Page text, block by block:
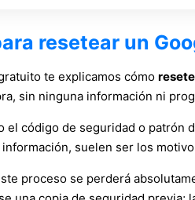
resetear un
te explicamos cómo
sin ninguna información ni
el código de seguridad o
suelen ser los
proceso se perderá